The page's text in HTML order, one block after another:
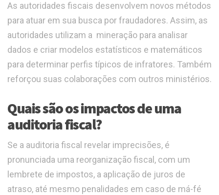
As autoridades fiscais desenvolvem novos métodos
para atuar em sua busca por fraudadores. Assim, as
autoridades utilizam a mineração para analisar
dados e criar modelos estatísticos e matemáticos
para determinar perfis típicos de infratores. Também
reforçou suas colaborações com outros ministérios.
Quais são os impactos de uma
auditoria fiscal?
Se a auditoria fiscal revelar imprecisões, é
pronunciada uma reorganização fiscal, com um
lembrete de impostos, a aplicação de juros de
atraso, até mesmo penalidades em caso de má-fé